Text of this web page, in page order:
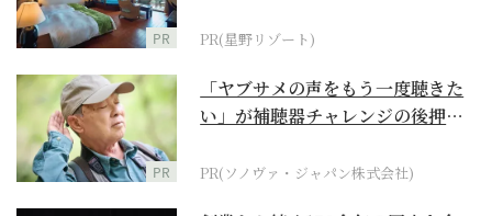
PR PR(星野リゾート)
PR
「ヤブサメの声をもう一度聴きた
い」が補聴器チャレンジの後押し
PR(ソノヴァ・ジャパン株式会社)